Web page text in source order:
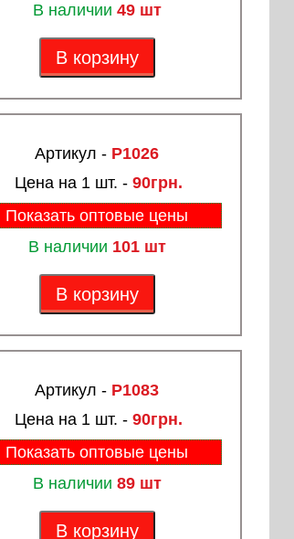
В наличии 49 шт
В корзину
Артикул - P1026
Цена на 1 шт. - 90грн.
Показать оптовые цены
В наличии 101 шт
В корзину
Артикул - P1083
Цена на 1 шт. - 90грн.
Показать оптовые цены
В наличии 89 шт
В корзину